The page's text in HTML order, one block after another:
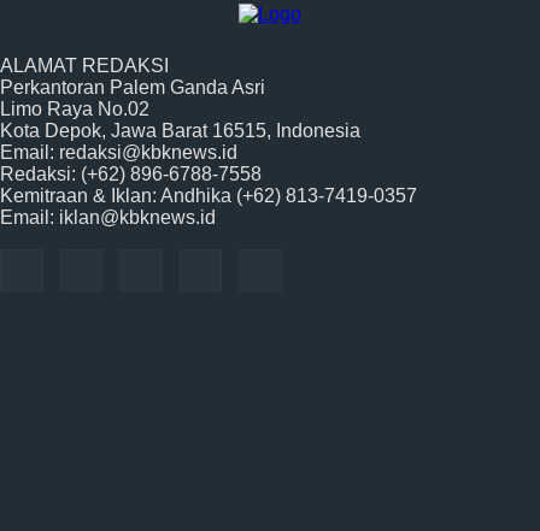
ALAMAT REDAKSI
Perkantoran Palem Ganda Asri
Limo Raya No.02
Kota Depok, Jawa Barat 16515, Indonesia
Email: redaksi@kbknews.id
Redaksi: (+62) 896-6788-7558
Kemitraan & Iklan: Andhika (+62) 813-7419-0357
Email: iklan@kbknews.id